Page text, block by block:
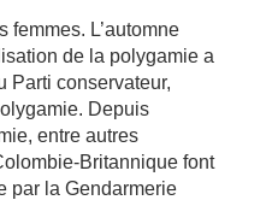
femmes. L’automne
de la polygamie a
Parti conservateur,
Depuis
entre autres
Britannique font
par la Gendarmerie